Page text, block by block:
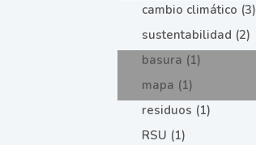
cambio climático (3)
sustentabilidad (2)
basura (1)
mapa (1)
residuos (1)
RSU (1)